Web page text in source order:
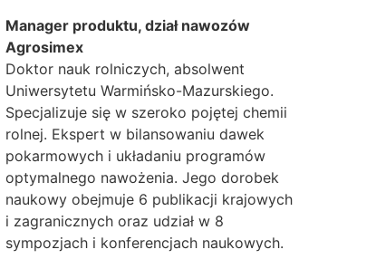
Manager produktu, dział nawozów
Agrosimex
Doktor nauk rolniczych, absolwent
Uniwersytetu Warmińsko-Mazurskiego.
Specjalizuje się w szeroko pojętej chemii
rolnej. Ekspert w bilansowaniu dawek
pokarmowych i układaniu programów
optymalnego nawożenia. Jego dorobek
naukowy obejmuje 6 publikacji krajowych
i zagranicznych oraz udział w 8
sympozjach i konferencjach naukowych.